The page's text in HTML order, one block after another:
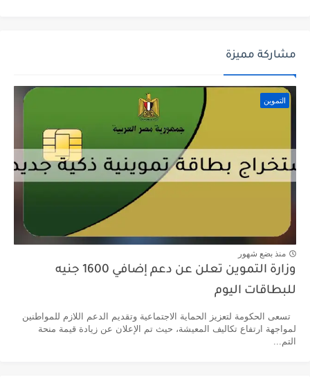
مشاركة مميزة
التموين
منذ بضع شهور
وزارة التموين تعلن عن دعم إضافي 1600 جنيه
للبطاقات اليوم
تسعى الحكومة لتعزيز الحماية الاجتماعية وتقديم الدعم اللازم للمواطنين
لمواجهة ارتفاع تكاليف المعيشة، حيث تم الإعلان عن زيادة قيمة منحة
التم...